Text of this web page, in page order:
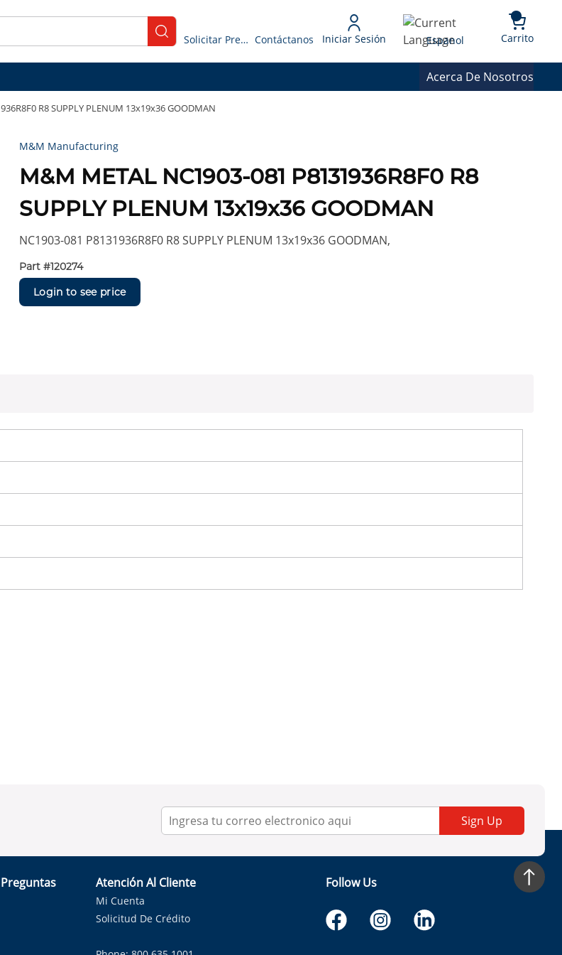
submit search
Solicitar Presupuesto Contáctanos Iniciar Sesión Language
Espanol Carrito{0}
Acerca De Nosotros
R8 SUPPLY PLENUM 13x19x36 GOODMAN
M&M Manufacturing
M&M METAL NC1903-081 P8131936R8F0 R8
SUPPLY PLENUM 13x19x36 GOODMAN
NC1903-081 P8131936R8F0 R8 SUPPLY PLENUM 13x19x36 GOODMAN,
Part #120274
Login to see price
Sign Up
Atención Al Cliente
Mi Cuenta
Solicitud De Crédito
Follow Us